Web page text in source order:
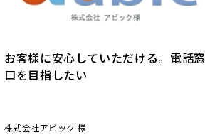
お客様に安心していただける。電話窓
口を目指したい
株式会社アビック 様